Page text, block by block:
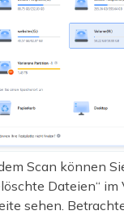
Scan können
Dateien“ im
sehen.